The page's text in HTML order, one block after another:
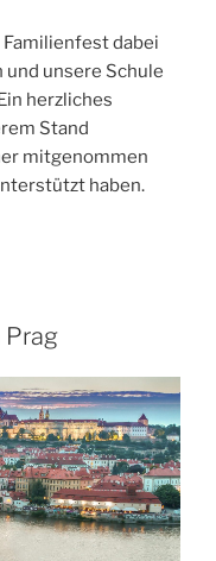
dabei
und unsere Schule
herzliches
Stand
mitgenommen
haben.